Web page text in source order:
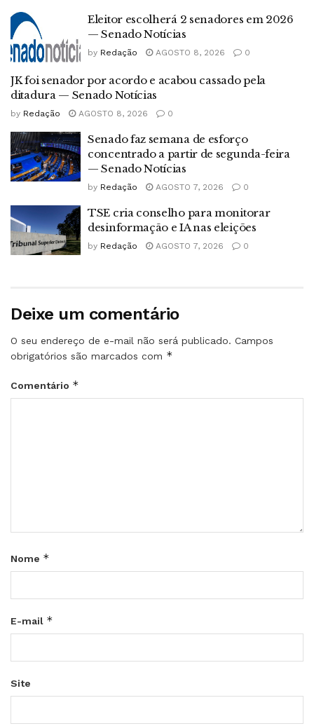
Eleitor escolherá 2 senadores em 2026
— Senado Notícias
by Redação AGOSTO 8, 2026 0
JK foi senador por acordo e acabou cassado pela
ditadura — Senado Notícias
by Redação AGOSTO 8, 2026 0
Senado faz semana de esforço
concentrado a partir de segunda-feira
— Senado Notícias
by Redação AGOSTO 7, 2026 0
TSE cria conselho para monitorar
desinformação e IA nas eleições
by Redação AGOSTO 7, 2026 0
Deixe um comentário
O seu endereço de e-mail não será publicado. Campos
obrigatórios são marcados com *
Comentário *
Nome *
E-mail *
Site